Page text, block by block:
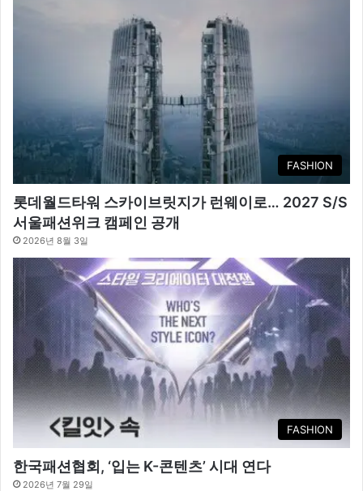
FASHION
롯데월드타워 스카이브릿지가 런웨이로… 2027 S/S
서울패션위크 캠페인 공개
2026년 8월 3일
FASHION
한국패션협회, ‘입는 K-콘텐츠’ 시대 연다
2026년 7월 29일